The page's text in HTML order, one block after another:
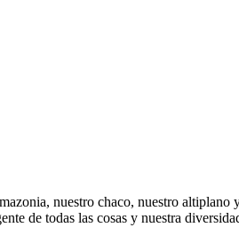
nuestro chaco, nuestro
de todas las cosas y nuestra